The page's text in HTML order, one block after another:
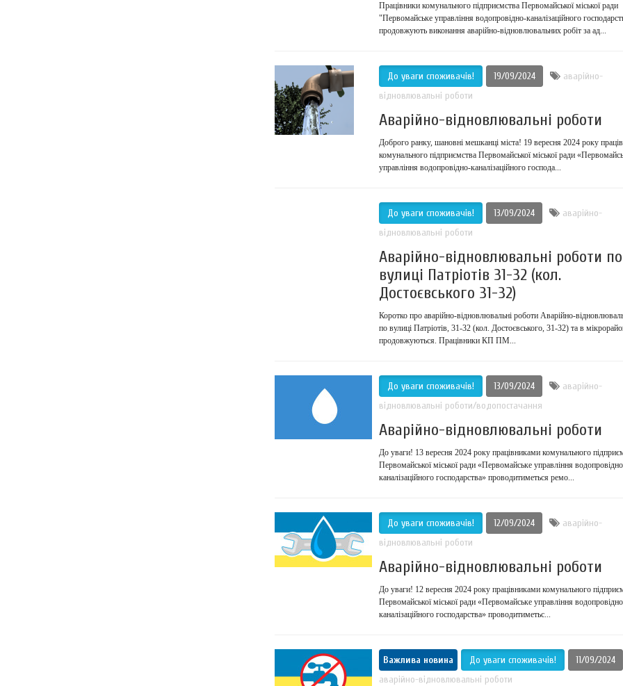
Працівники комунального підприємства Первомайської міської ради
"Первомайське управління водопровідно-каналізаційного
продовжують виконання аварійно-відновлювальних робіт за ад...
До уваги споживачів! 19/09/2024
аварійно-
відновлювальні роботи
Аварійно-відновлювальні роботи
Доброго ранку, шановні мешканці міста! 19 вересня 2024 року
комунального підприємства Первомайської міської ради
управління водопровідно-каналізаційного господа...
До уваги споживачів! 13/09/2024
аварійно-
відновлювальні роботи
Аварійно-відновлювальні роботи по
вулиці Патріотів 31-32 (кол.
Достоєвського 31-32)
Коротко про аварійно-відновлювальні роботи Аварійно-
по вулиці Патріотів, 31-32 (кол. Достоєвського, 31-32) та в
продовжуються. Працівники КП ПМ...
До уваги споживачів! 13/09/2024
аварійно-
відновлювальні роботи/водопостачання
Аварійно-відновлювальні роботи
До уваги! 13 вересня 2024 року працівниками комунального
Первомайської міської ради «Первомайське управління
каналізаційного господарства» проводитиметься ремо...
До уваги споживачів! 12/09/2024
аварійно-
відновлювальні роботи
Аварійно-відновлювальні роботи
До уваги! 12 вересня 2024 року працівниками комунального
Первомайської міської ради «Первомайське управління
каналізаційного господарства» проводитиметьс...
Важлива новина До уваги споживачів!
11/09/2024
аварійно-відновлювальні роботи